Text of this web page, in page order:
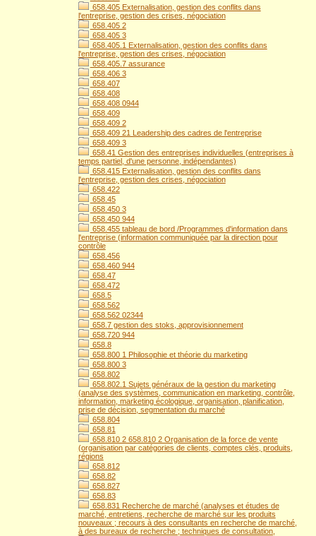
658.405 Externalisation, gestion des conflits dans
l'entreprise, gestion des crises, négociation
658.405 2
658.405 3
658.405.1 Externalisation, gestion des conflits dans
l'entreprise, gestion des crises, négociation
658.405.7 assurance
658.406 3
658.407
658.408
658.408 0944
658.409
658.409 2
658.409 21 Leadership des cadres de l'entreprise
658.409 3
658.41 Gestion des entreprises individuelles (entreprises à
temps partiel, d'une personne, indépendantes)
658.415 Externalisation, gestion des conflits dans
l'entreprise, gestion des crises, négociation
658.422
658.45
658.450 3
658.450 944
658.455 tableau de bord /Programmes d'information dans
l'entreprise (information communiquée par la direction pour
contrôle
658.456
658.460 944
658.47
658.472
658.5
658.562
658.562 02344
658.7 gestion des stoks, approvisionnement
658.720 944
658.8
658.800 1 Philosophie et théorie du marketing
658.800 3
658.802
658.802.1 Sujets généraux de la gestion du marketing
(analyse des systèmes, communication en marketing, contrôle,
information, marketing écologique, organisation, planification,
prise de décision, segmentation du marché
658.804
658.81
658.810 2 658.810 2 Organisation de la force de vente
(organisation par catégories de clients, comptes clés, produits,
régions
658.812
658.82
658.827
658.83
658.831 Recherche de marché (analyses et études de
marché, entretiens, recherche de marché sur les produits
nouveaux ; recours à des consultants en recherche de marché,
à des bureaux de recherche ; techniques de consultation,